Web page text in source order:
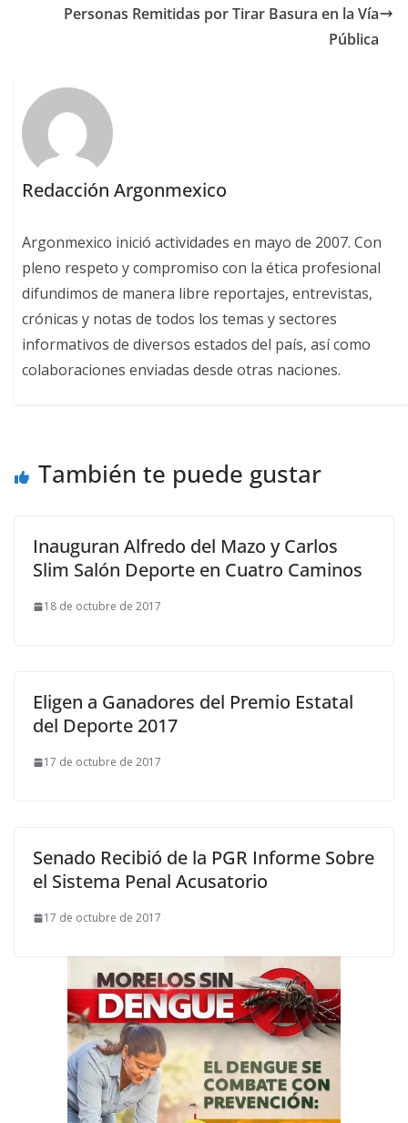
Personas Remitidas por Tirar Basura en la Vía
Pública
Redacción Argonmexico
Argonmexico inició actividades en mayo de 2007. Con
pleno respeto y compromiso con la ética profesional
difundimos de manera libre reportajes, entrevistas,
crónicas y notas de todos los temas y sectores
informativos de diversos estados del país, así como
colaboraciones enviadas desde otras naciones.
También te puede gustar
Inauguran Alfredo del Mazo y Carlos
Slim Salón Deporte en Cuatro Caminos
18 de octubre de 2017
Eligen a Ganadores del Premio Estatal
del Deporte 2017
17 de octubre de 2017
Senado Recibió de la PGR Informe Sobre
el Sistema Penal Acusatorio
17 de octubre de 2017